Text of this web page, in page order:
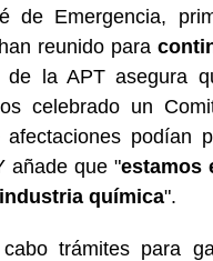
de Emergencia,
reunido para
la APT asegura
celebrado un
podían
añade que "estamos
química".
trámites para